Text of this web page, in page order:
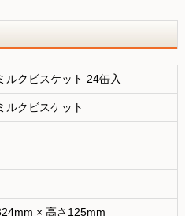
ルクビスケット 24缶入
ルクビスケット
× 高さ125mm